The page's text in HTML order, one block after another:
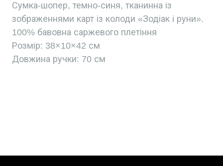
Сумка-шопер, темно-синя, тканинна із
зображеннями карт із колоди «Зодіак і руни».
100% бавовна саржевого плетіння
Розмір: 38×10×42 см
Довжина ручки: 70 см